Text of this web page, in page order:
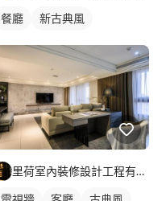
餐廳 新古典風
里荷室內裝修設計工程有限公司